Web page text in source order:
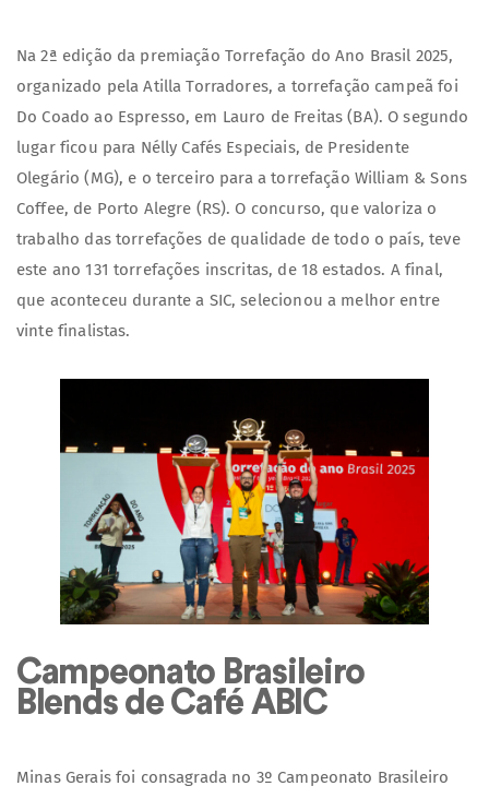
Na 2ª edição da premiação Torrefação do Ano Brasil 2025,
organizado pela Atilla Torradores, a torrefação campeã foi
Do Coado ao Espresso, em Lauro de Freitas (BA). O segundo
lugar ficou para Nélly Cafés Especiais, de Presidente
Olegário (MG), e o terceiro para a torrefação William & Sons
Coffee, de Porto Alegre (RS). O concurso, que valoriza o
trabalho das torrefações de qualidade de todo o país, teve
este ano 131 torrefações inscritas, de 18 estados. A final,
que aconteceu durante a SIC, selecionou a melhor entre
vinte finalistas.
Campeonato Brasileiro
Blends de Café ABIC
Minas Gerais foi consagrada no 3º Campeonato Brasileiro